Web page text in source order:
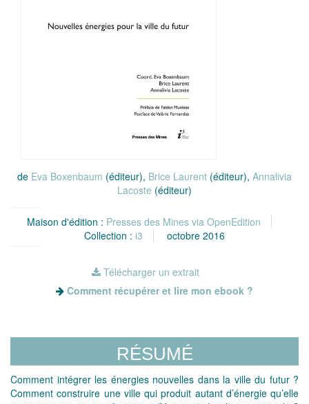
de Eva Boxenbaum (éditeur), Brice Laurent (éditeur), Annalivia
Lacoste (éditeur)
Maison d'édition : Presses des Mines via OpenEdition
Collection : i3 octobre 2016
Télécharger un extrait
Comment récupérer et lire mon ebook ?
RÉSUMÉ
Comment intégrer les énergies nouvelles dans la ville du futur ?
Comment construire une ville qui produit autant d’énergie qu’elle